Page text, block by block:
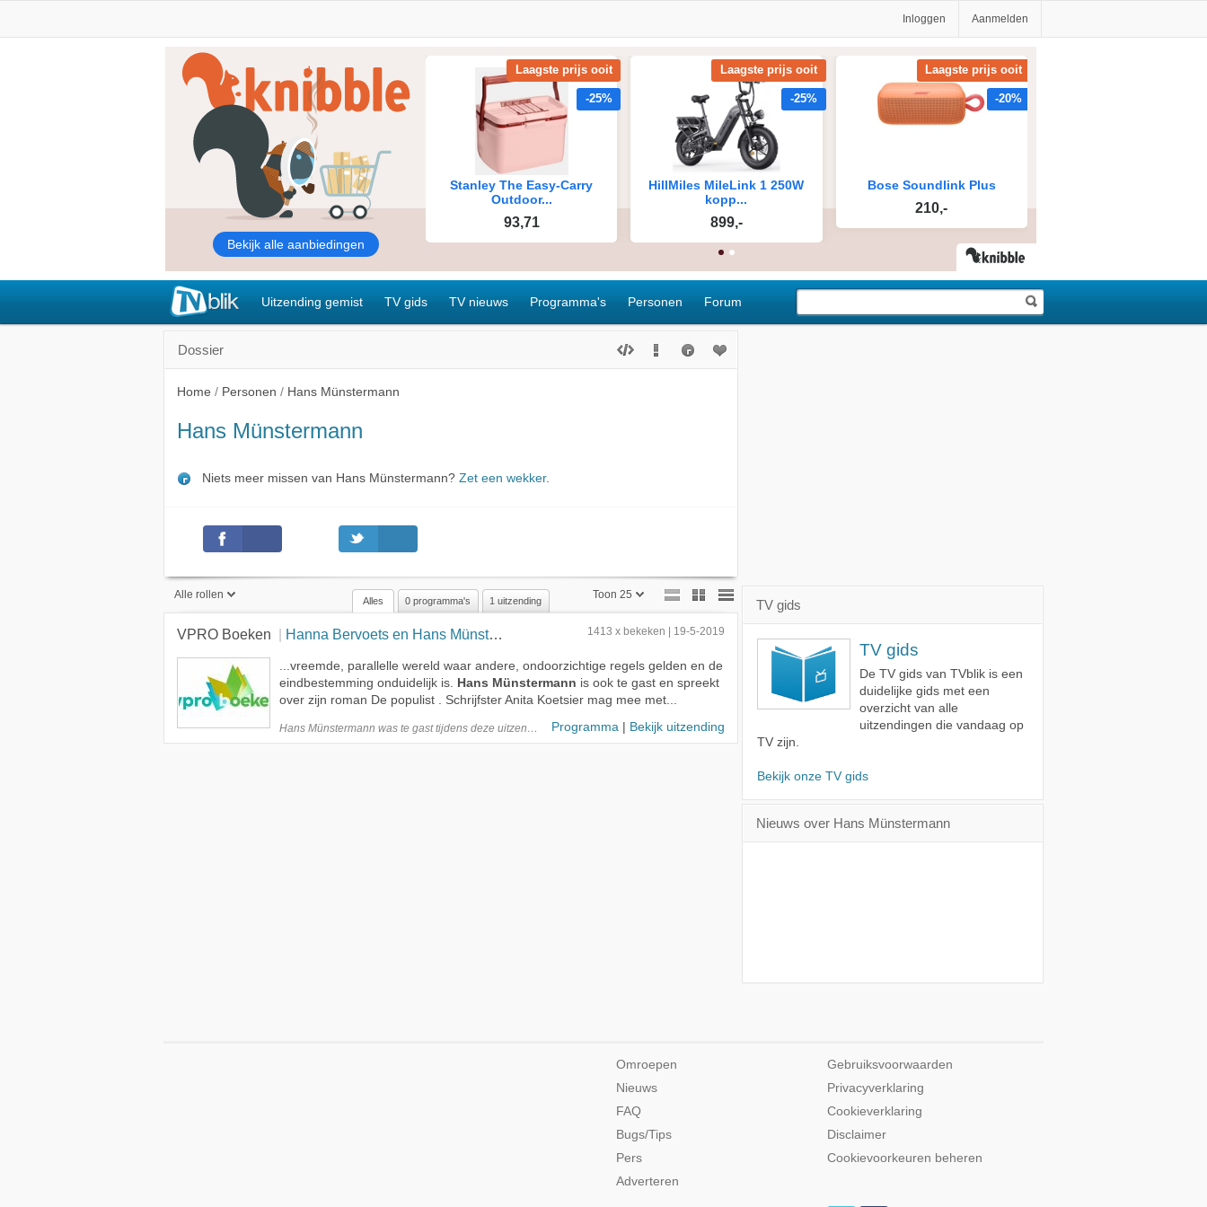
Inloggen Aanmelden
Uitzending gemist TV gids TV nieuws Programma's Personen Forum
Dossier
Home / Personen / Hans Münstermann
Hans Münstermann
Niets meer missen van Hans Münstermann? Zet een wekker.
Alle rollen
Alle rollen
Toon 25
Toon 75
Alles 0 programma's 1 uitzending
VPRO Boeken Hanna Bervoets en Hans Münstermann 1413 x bekeken | 19-5-2019
...vreemde, parallelle wereld waar andere, ondoorzichtige regels gelden en de
eindbestemming onduidelijk is. Hans Münstermann is ook te gast en spreekt
over zijn roman De populist . Schrijfster Anita Koetsier mag mee met...
Hans Münstermann was te gasttijdens deze uitzending Programma | Bekijk uitzending
TV gids
TV gids
De TV gids van TVblik is een
duidelijke gids met een
overzicht van alle
uitzendingen die vandaag op
TV zijn.
Bekijk onze TV gids
Nieuws over Hans Münstermann
Omroepen
Nieuws
FAQ
Bugs/Tips
Pers
Adverteren
Gebruiksvoorwaarden
Privacyverklaring
Cookieverklaring
Disclaimer
Cookievoorkeuren beheren